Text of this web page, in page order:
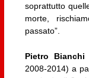
soprattutto
morte,
passato”.
Pietro Bianchi
2008-2014) a